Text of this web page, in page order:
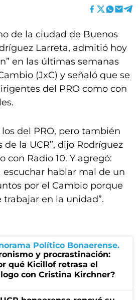
de la ciudad de Buenos
Larreta, admitió hoy
en las últimas semanas
(JxC) y señaló que se
del PRO como con
del PRO, pero también
la UCR”, dijo Rodríguez
con Radio 10. Y agregó:
escuchar hablar mal de un
por el Cambio porque
en la unidad”.
Político Bonaerense
y procrastinación:
qué Kicillof retrasa el
con Cristina Kirchner?